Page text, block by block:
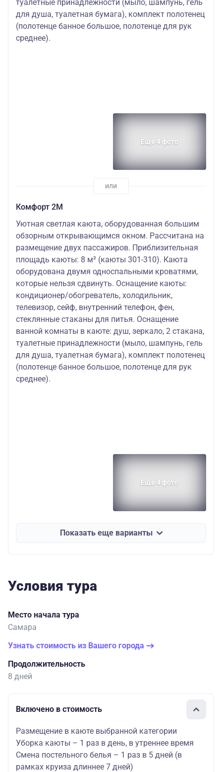
туалетные принадлежности (мыло, шампунь, гель
для душа, туалетная бумага), комплект полотенец
(полотенце банное большое, полотенце для рук
среднее).
Еще 4 фото
Комфорт 2M
Уютная светлая каюта, оборудованная большим
обзорным открывающимся окном. Рассчитана на
размещение двух пассажиров. Приблизительная
площадь каюты: 8 м² (каюты 301-310). Каюта
оборудована двумя односпальными кроватями,
которые нельзя сдвинуть. Оснащение каюты:
кондиционер/обогреватель, холодильник,
телевизор, сейф, внутренний телефон, фен,
стеклянные стаканы для питья. Оснащение
ванной комнаты в каюте: душ, зеркало, 2 стакана,
туалетные принадлежности (мыло, шампунь, гель
для душа, туалетная бумага), комплект полотенец
(полотенце банное большое, полотенце для рук
среднее).
Еще 4 фото
Показать еще варианты
Условия тура
Место начала тура
Самара
Узнать стоимость из Вашего города
Продолжительность
8 дней
Включено в стоимость
Размещение в каюте выбранной категории
Уборка каюты – 1 раз в день, в утреннее время
Смена постельного белья – 1 раз в 5 дней (в
рамках круиза длиннее 7 дней)